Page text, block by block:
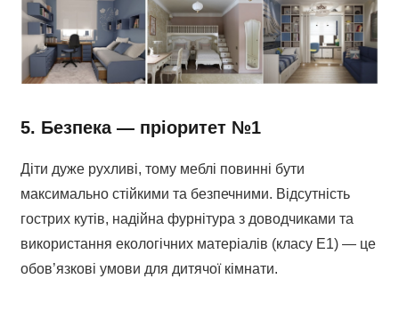
5. Безпека — пріоритет №1
Діти дуже рухливі, тому меблі повинні бути
максимально стійкими та безпечними. Відсутність
гострих кутів, надійна фурнітура з доводчиками та
використання екологічних матеріалів (класу Е1) — це
обов’язкові умови для дитячої кімнати.